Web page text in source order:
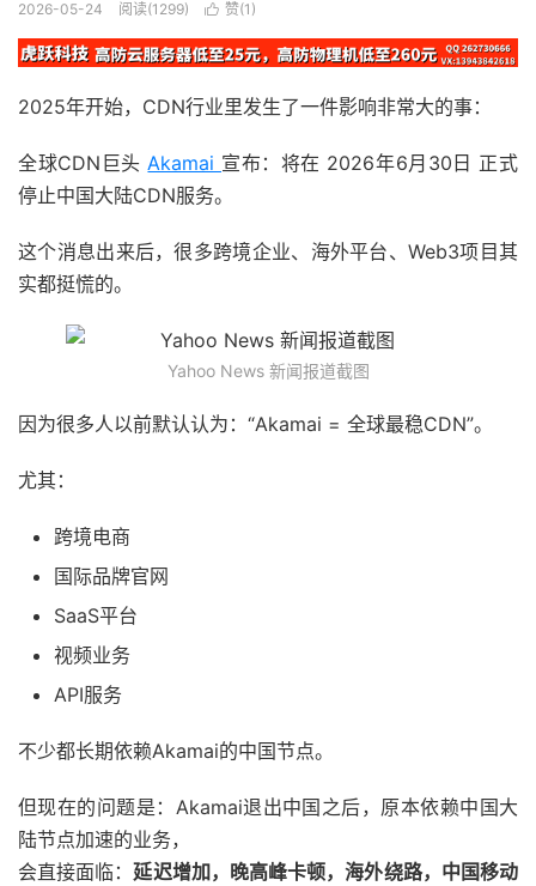
2026-05-24 阅读(1299)  赞(1 )
2025年开始，CDN行业里发生了一件影响非常大的事：
全球CDN巨头Akamai 宣布：将在 2026年6月30日 正式
停止中国大陆CDN服务。
这个消息出来后，很多跨境企业、海外平台、Web3项目其
实都挺慌的。
Yahoo News 新闻报道截图
因为很多人以前默认认为：“Akamai = 全球最稳CDN”。
尤其：
跨境电商
国际品牌官网
SaaS平台
视频业务
API服务
不少都长期依赖Akamai的中国节点。
但现在的问题是：Akamai退出中国之后，原本依赖中国大
陆节点加速的业务，
会直接面临：延迟增加，晚高峰卡顿，海外绕路，中国移动